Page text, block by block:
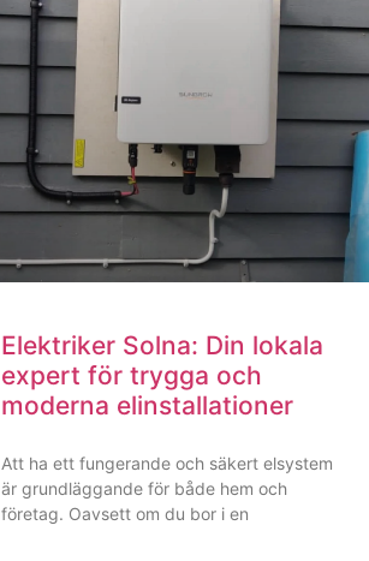
Elektriker Solna: Din lokala
expert för trygga och
moderna elinstallationer
Att ha ett fungerande och säkert elsystem
är grundläggande för både hem och
företag. Oavsett om du bor i en